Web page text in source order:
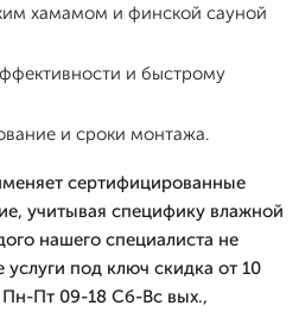
хамамом и финской сауной
и быстрому
и сроки монтажа.
сертифицированные
учитывая специфику влажной
нашего специалиста не
услуги под ключ скидка от 10
Пт 09-18 Сб-Вс вых.,